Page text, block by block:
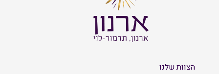
הצוות שלנו